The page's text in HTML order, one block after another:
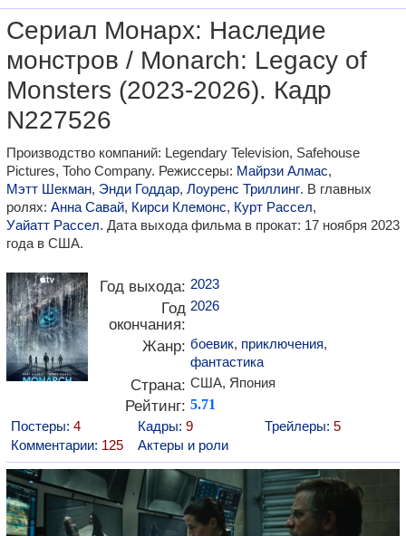
Сериал Монарх: Наследие
монстров / Monarch: Legacy of
Monsters (2023-2026). Кадр
N227526
Производство компаний: Legendary Television, Safehouse
Pictures, Toho Company. Режиссеры: Майрзи Алмас,
Мэтт Шекман, Энди Годдар, Лоуренс Триллинг. В главных
ролях: Анна Савай, Кирси Клемонс, Курт Рассел,
Уайатт Рассел. Дата выхода фильма в прокат: 17 ноября 2023
года в США.
Год выхода: 2023
Год
окончания:
2026
Жанр: боевик, приключения,
фантастика
Страна: США, Япония
Рейтинг: 5.71
Постеры: 4 Кадры: 9 Трейлеры: 5
Комментарии: 125 Актеры и роли